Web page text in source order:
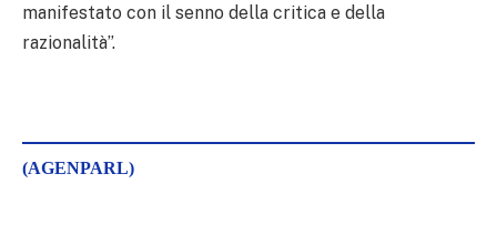
manifestato con il senno della critica e della
razionalità”.
(AGENPARL)